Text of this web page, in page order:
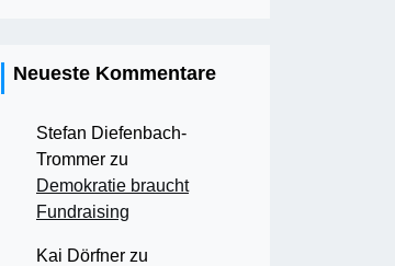
Neueste Kommentare
Stefan Diefenbach-
Trommer zu
Demokratie braucht
Fundraising
Kai Dörfner zu